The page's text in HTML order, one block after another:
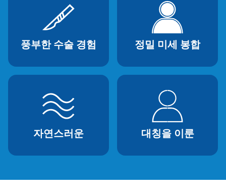
풍부한 수술 경험 정밀 미세 봉합
자연스러운 대칭을 이룬